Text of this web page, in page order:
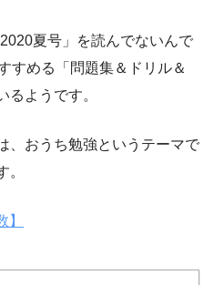
夏号」を読んでないんで
すめる「問題集＆ドリル＆
るようです。
、おうち勉強というテーマで
。